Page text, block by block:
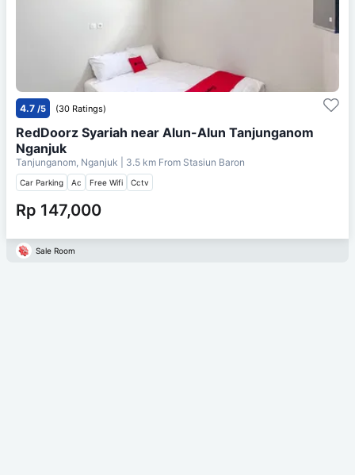
4.7 /5 (30 Ratings)
RedDoorz Syariah near Alun-Alun Tanjunganom
Nganjuk
Tanjunganom, Nganjuk | 3.5 km From Stasiun Baron
Car Parking Ac Free Wifi Cctv
Rp 147,000
Sale Room